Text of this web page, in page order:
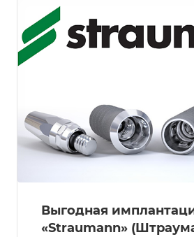
Выгодная
«Straumann»